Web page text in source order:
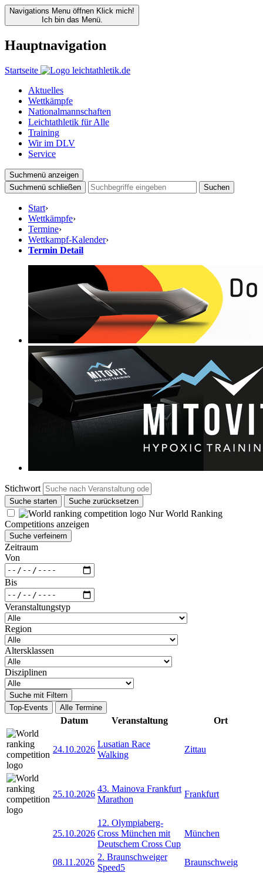
Navigations Menu öffnen Klick mich!
Ich bin das Menü.
Hauptnavigation
Startseite
Aktuelles
Wettkämpfe
Nationalmannschaften
Leichtathletik für Alle
Training
Wir im DLV
Service
Suchmenü anzeigen
Suchmenü schließen
Suchen
Start›
Wettkämpfe›
Termine›
Wettkampf-Kalender›
Termin Detail
Stichwort
Suche starten Suche zurücksetzen
Nur World Ranking
Competitions anzeigen
Suche verfeinern
Zeitraum
Von
Bis
Veranstaltungstyp
Region
Altersklassen
Disziplinen
Suche mit Filtern
Top-Events
Alle Termine
Datum Veranstaltung Ort
24.10.2026
Lusatian Race
Walking
Zittau
25.10.2026
43. Mainova Frankfurt
Marathon
Frankfurt
25.10.2026
12. Olympiaberg-
Cross München mit
Deutschem Cross Cup
München
08.11.2026
2. Braunschweiger
Speed5
Braunschweig